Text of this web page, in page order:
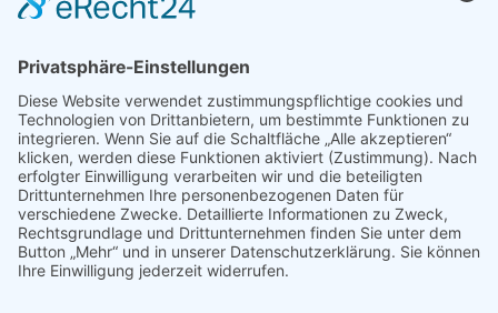
Schulhaus Herbertingen
88518 Herbertingen
Fon 07586 920881
Fax 07586 9208968
►E-Mail